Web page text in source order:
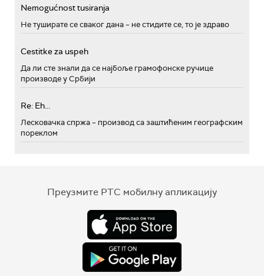
Nemogućnost tusiranja
Не туширате се сваког дана – не стидите се, то је здраво
Cestitke za uspeh
Да ли сте знали да се најбоље грамофонске ручице
производе у Србији
Re: Eh...
Лесковачка спржа – производ са заштићеним географским
пореклом
Преузмите РТС мобилну апликацију